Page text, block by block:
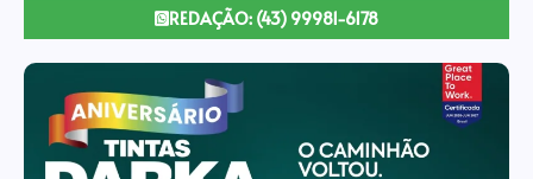
REDAÇÃO: (43) 99981-6178